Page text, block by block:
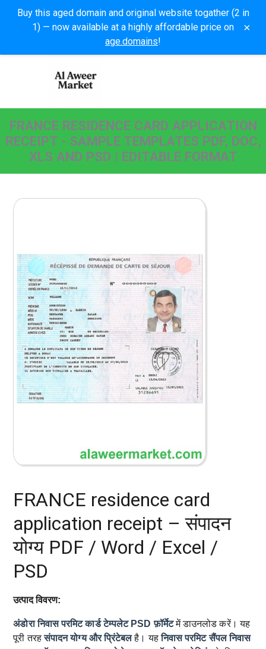
Buy this aged domain and original website togather (2 in
1) — now available at a highly affordable price on
age.domains!
×
FRANCE RESIDENCE CARD APPLICATION
RECEIPT - SAMPLE TEMPLATES PDF, DOC,
XLS AND PSD | EDITABLE FORMAT
FRANCE residence card
application receipt – संपादन
योग्य PDF / Word / Excel /
PSD
उत्पाद विवरण:
अंडोरा निवास परमिट कार्ड टेम्पलेट PSD फ़ॉर्मेटमें डाउनलोड करें। यह
पूरी तरहसंपादन योग्य और प्रिंटेबलहै। यहनिवास परमिट सैंपल निवास